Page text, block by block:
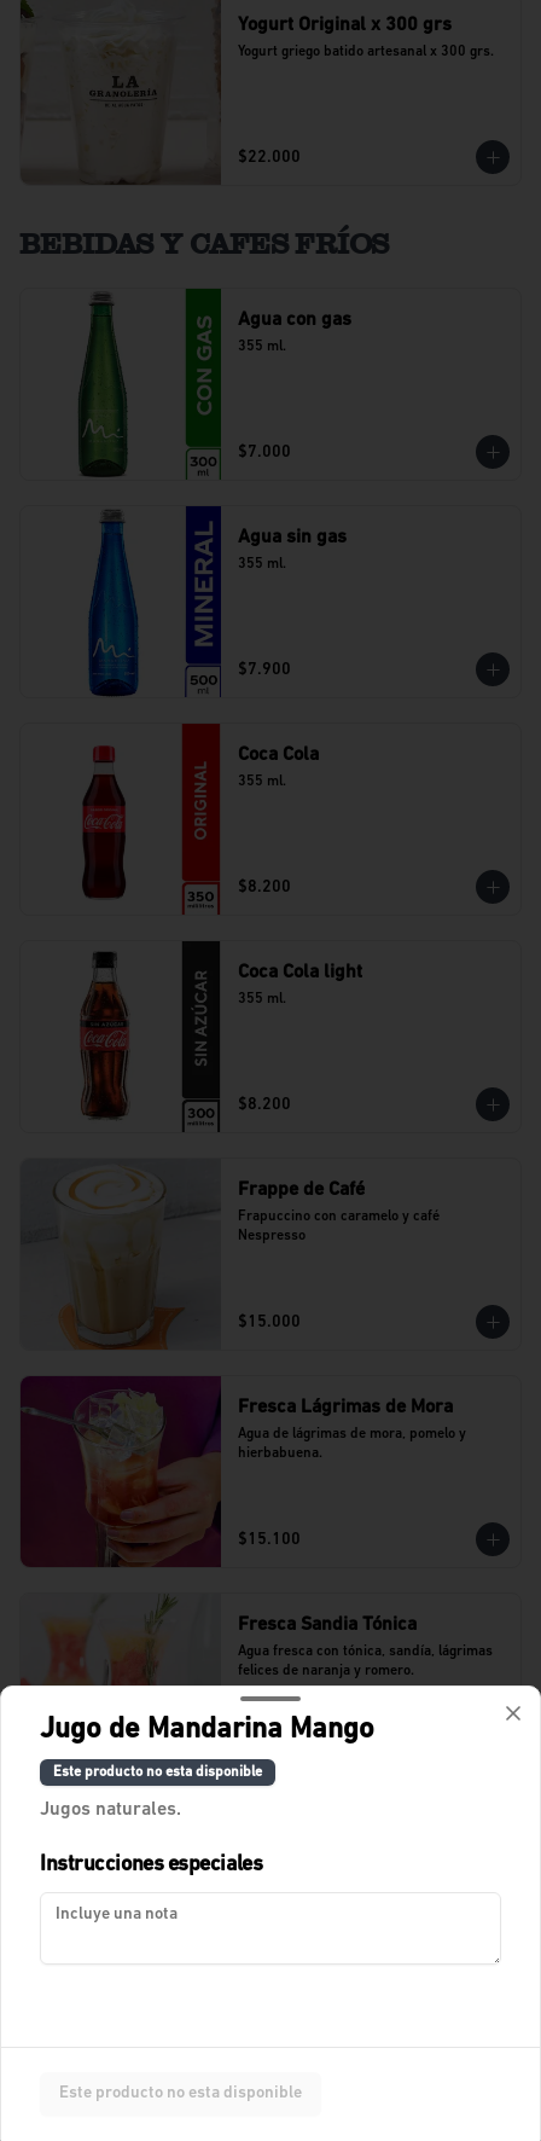
Yogurt Original x 300 grs
Yogurt griego batido artesanal x 300 grs.
$22.000
BEBIDAS Y CAFES FRÍOS
Agua con gas
355 ml.
$7.000
Agua sin gas
355 ml.
$7.900
Coca Cola
355 ml.
$8.200
Coca Cola light
355 ml.
$8.200
Frappe de Café
Frapuccino con caramelo y café
Nespresso
$15.000
Fresca Lágrimas de Mora
Agua de lágrimas de mora, pomelo y
hierbabuena.
$15.100
Fresca Sandia Tónica
Agua fresca con tónica, sandía, lágrimas
felices de naranja y romero.
$11.400
Agua de tamarindo.
Fresca con Lychees, fresas y toques
cítricos.
Jugo de Mandarina Mango
Este producto no esta disponible
Jugos naturales.
Instrucciones especiales
Este producto no esta disponible